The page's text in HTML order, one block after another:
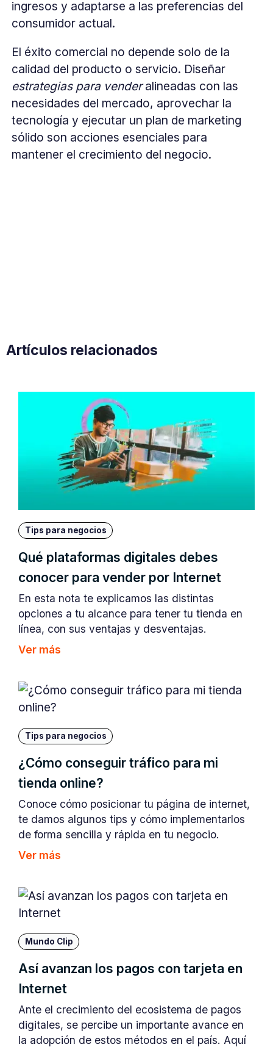
ingresos y adaptarse a las preferencias del
consumidor actual.
El éxito comercial no depende solo de la
calidad del producto o servicio. Diseñar
estrategias para venderalineadas con las
necesidades del mercado, aprovechar la
tecnología y ejecutar un plan de marketing
sólido son acciones esenciales para
mantener el crecimiento del negocio.
Artículos relacionados
Tips para negocios
Qué plataformas digitales debes
conocer para vender por Internet
En esta nota te explicamos las distintas
opciones a tu alcance para tener tu tienda en
línea, con sus ventajas y desventajas.
Ver más
Tips para negocios
¿Cómo conseguir tráfico para mi
tienda online?
Conoce cómo posicionar tu página de internet,
te damos algunos tips y cómo implementarlos
de forma sencilla y rápida en tu negocio.
Ver más
Mundo Clip
Así avanzan los pagos con tarjeta en
Internet
Ante el crecimiento del ecosistema de pagos
digitales, se percibe un importante avance en
la adopción de estos métodos en el país. Aquí